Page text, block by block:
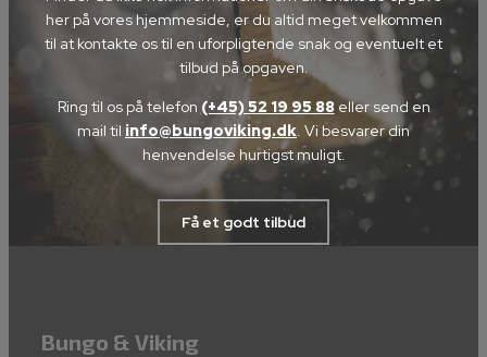
her på vores hjemmeside, er du altid meget velkommen
til at kontakte os til en uforpligtende snak og eventuelt et
tilbud på opgaven.
Ring til os på telefon (+45) 52 19 95 88eller send en
mail til info@bungoviking.dk. Vi besvarer din
henvendelse hurtigst muligt.
Få et godt tilbud
Bungo & Viking